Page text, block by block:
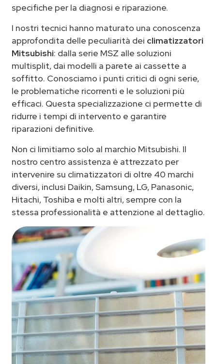
specifiche per la diagnosi e riparazione.
I nostri tecnici hanno maturato una conoscenza
approfondita delle peculiarità dei climatizzatori
Mitsubishi: dalla serie MSZ alle soluzioni
multisplit, dai modelli a parete ai cassette a
soffitto. Conosciamo i punti critici di ogni serie,
le problematiche ricorrenti e le soluzioni più
efficaci. Questa specializzazione ci permette di
ridurre i tempi di intervento e garantire
riparazioni definitive.
Non ci limitiamo solo al marchio Mitsubishi. Il
nostro centro assistenza è attrezzato per
intervenire su climatizzatori di oltre 40 marchi
diversi, inclusi Daikin, Samsung, LG, Panasonic,
Hitachi, Toshiba e molti altri, sempre con la
stessa professionalità e attenzione al dettaglio.